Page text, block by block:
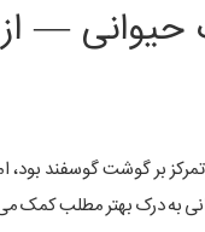
—
تمرکز بر گوشت گوسفند
به درک بهتر مطلب کمک